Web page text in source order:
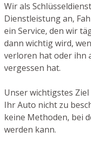
Wir als
Dienstleistung an,
ein Service, den wir
dann wichtig wird,
verloren hat oder ihn
vergessen hat.
Unser wichtigstes
Ihr Auto nicht zu
keine Methoden, bei
werden kann.